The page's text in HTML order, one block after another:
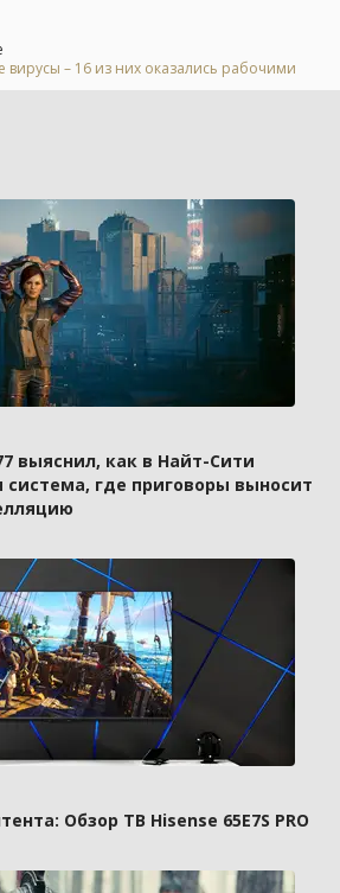
вирусы – 16 из них оказались рабочими
выяснил, как в Найт-Сити
где приговоры выносит
Обзор ТВ Hisense 65E7S PRO